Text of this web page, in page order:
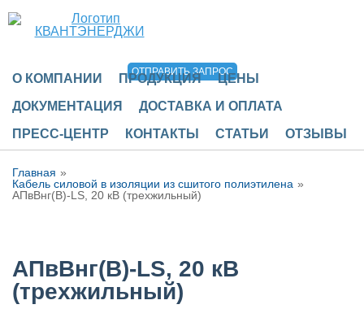
ОТПРАВИТЬ ЗАПРОС
О КОМПАНИИ ПРОДУКЦИЯ
ЦЕНЫ
ДОКУМЕНТАЦИЯ
ДОСТАВКА И ОПЛАТА
ПРЕСС-ЦЕНТР
КОНТАКТЫ СТАТЬИ ОТЗЫВЫ
Главная
Кабель силовой в изоляции из сшитого полиэтилена
АПвВнг(В)-LS, 20 кВ (трехжильный)
АПвВнг(В)-LS, 20 кВ
(трехжильный)